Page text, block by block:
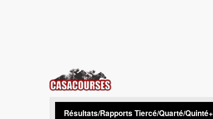
CasaCourses
Résultats/Rapports Tiercé/Quarté/Quinté+